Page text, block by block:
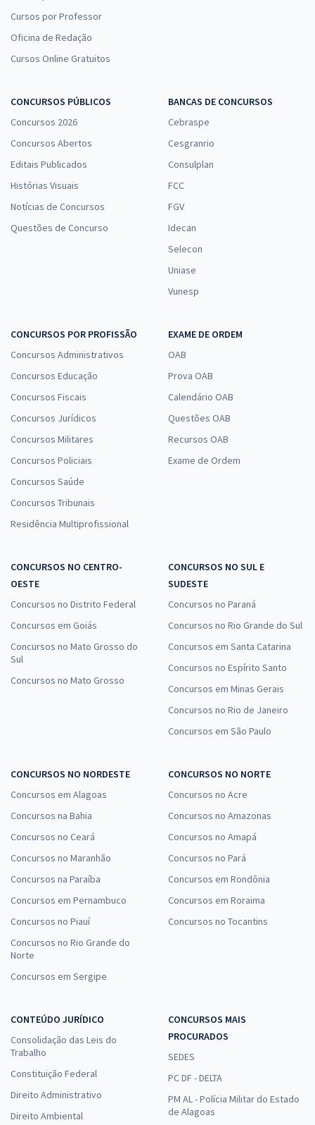
Cursos por Professor
Oficina de Redação
Cursos Online Gratuitos
CONCURSOS PÚBLICOS
Concursos 2026
Concursos Abertos
Editais Publicados
Histórias Visuais
Notícias de Concursos
Questões de Concurso
BANCAS DE CONCURSOS
Cebraspe
Cesgranrio
Consulplan
FCC
FGV
Idecan
Selecon
Uniase
Vunesp
CONCURSOS POR PROFISSÃO
Concursos Administrativos
Concursos Educação
Concursos Fiscais
Concursos Jurídicos
Concursos Militares
Concursos Policiais
Concursos Saúde
Concursos Tribunais
Residência Multiprofissional
EXAME DE ORDEM
OAB
Prova OAB
Calendário OAB
Questões OAB
Recursos OAB
Exame de Ordem
CONCURSOS NO CENTRO-
OESTE
Concursos no Distrito Federal
Concursos em Goiás
Concursos no Mato Grosso do
Sul
Concursos no Mato Grosso
CONCURSOS NO SUL E
SUDESTE
Concursos no Paraná
Concursos no Rio Grande do Sul
Concursos em Santa Catarina
Concursos no Espírito Santo
Concursos em Minas Gerais
Concursos no Rio de Janeiro
Concursos em São Paulo
CONCURSOS NO NORDESTE
Concursos em Alagoas
Concursos na Bahia
Concursos no Ceará
Concursos no Maranhão
Concursos na Paraíba
Concursos em Pernambuco
Concursos no Piauí
Concursos no Rio Grande do
Norte
Concursos em Sergipe
CONCURSOS NO NORTE
Concursos no Acre
Concursos no Amazonas
Concursos no Amapá
Concursos no Pará
Concursos em Rondônia
Concursos em Roraima
Concursos no Tocantins
CONTEÚDO JURÍDICO
Consolidação das Leis do
Trabalho
Constituição Federal
Direito Administrativo
Direito Ambiental
CONCURSOS MAIS
PROCURADOS
SEDES
PC DF - DELTA
PM AL - Polícia Militar do Estado
de Alagoas